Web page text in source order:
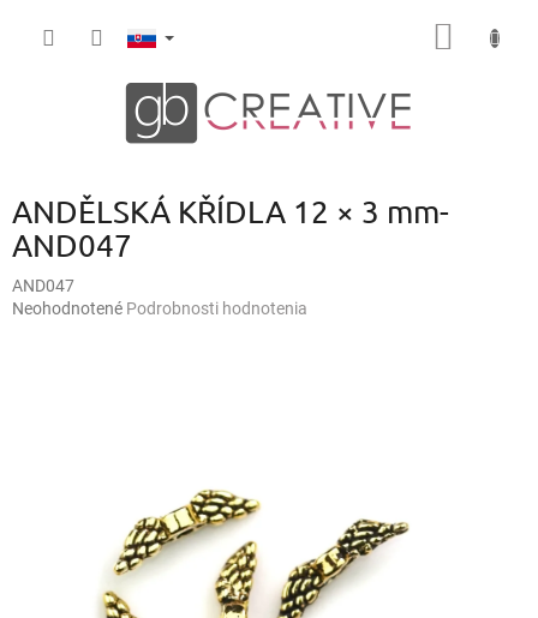
ANDĚLSKÁ KŘÍDLA 12 × 3 mm-
AND047
AND047
Priemerné
Neohodnotené Podrobnosti hodnotenia